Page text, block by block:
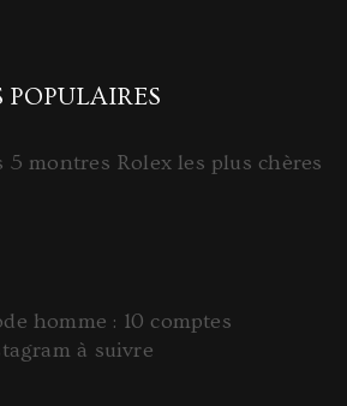
POPULAIRES
5 montres Rolex les plus chères
homme : 10 comptes
à suivre